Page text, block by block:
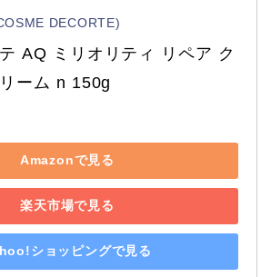
DECORTE)
AQ ミリオリティ リペア ク
ーム n 150g
Amazonで見る
楽天市場で見る
ショッピングで見る